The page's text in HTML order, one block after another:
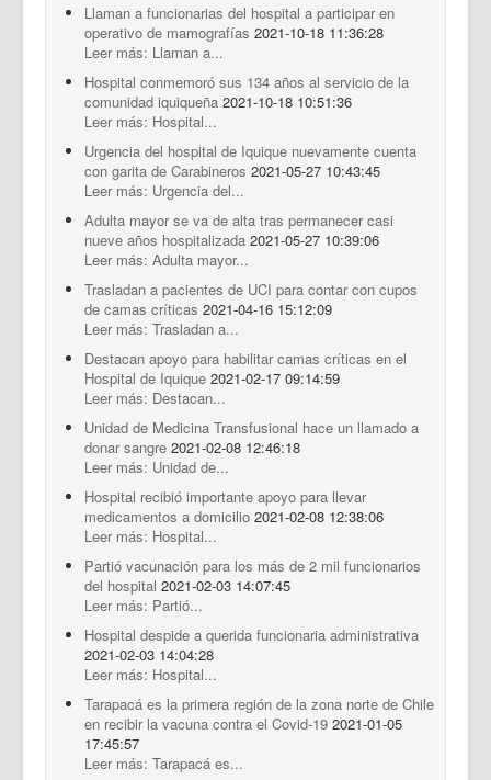
Llaman a funcionarias del hospital a participar en
operativo de mamografías 2021-10-18 11:36:28
Leer más: Llaman a...
Hospital conmemoró sus 134 años al servicio de la
comunidad iquiqueña 2021-10-18 10:51:36
Leer más: Hospital...
Urgencia del hospital de Iquique nuevamente cuenta
con garita de Carabineros 2021-05-27 10:43:45
Leer más: Urgencia del...
Adulta mayor se va de alta tras permanecer casi
nueve años hospitalizada 2021-05-27 10:39:06
Leer más: Adulta mayor...
Trasladan a pacientes de UCI para contar con cupos
de camas críticas 2021-04-16 15:12:09
Leer más: Trasladan a...
Destacan apoyo para habilitar camas críticas en el
Hospital de Iquique 2021-02-17 09:14:59
Leer más: Destacan...
Unidad de Medicina Transfusional hace un llamado a
donar sangre 2021-02-08 12:46:18
Leer más: Unidad de...
Hospital recibió importante apoyo para llevar
medicamentos a domicilio 2021-02-08 12:38:06
Leer más: Hospital...
Partió vacunación para los más de 2 mil funcionarios
del hospital 2021-02-03 14:07:45
Leer más: Partió...
Hospital despide a querida funcionaria administrativa
2021-02-03 14:04:28
Leer más: Hospital...
Tarapacá es la primera región de la zona norte de Chile
en recibir la vacuna contra el Covid-19 2021-01-05
17:45:57
Leer más: Tarapacá es...